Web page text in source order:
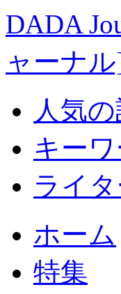
DADA
ャーナ
人気
キーワ
ライタ
ホーム
特集